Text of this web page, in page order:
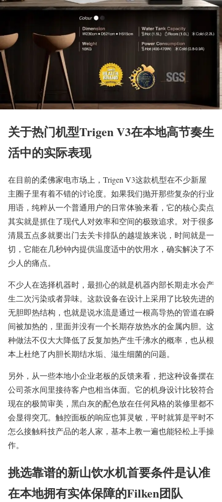
关于热门机型Trigen V3在本地高节奏生
活中的实际表现
在目前的柔佛家电市场上，Trigen V3这款机型在不少新屋
主圈子里有着不错的讨论度。如果我们抛开那些复杂的行业
用语，纯粹从一个普通用户的日常体验来看，它的核心卖点
其实就是抓住了现代人对效率和空间的极致追求。对于很多
清晨五点多就要出门去关卡排队的越堤族来说，时间就是一
切，它能在几秒钟内提供温度适中的饮用水，确实解决了不
少人的痛点。
不少人在选择机器时，最担心的就是机器内部长期走水会产
生二次污染或者异味。这款设备在设计上采用了比较先进的
无胆即热结构，也就是说水流是通过一根高导热的管道在瞬
间被加热的，里面并没有一个长期存放热水的金属内胆。这
种做法不仅大大降低了反复加热产生千沸水的概率，也从根
本上杜绝了内胆长期结水垢、滋生细菌的问题。
另外，从一些本地小企业老板的反馈来看，把这种设备摆在
公司茶水间里接待客户也相当体面。它的机身设计比较符合
现在的极简审美，黑白灰的配色放在任何风格的装修里都不
会显得突兀。触控面板的响应也算灵敏，平时就算是平时不
怎么接触科技产品的老人家，基本上教一遍也能轻松上手操
作。
挑选靠谱的新山饮水机首要条件是认准
在本地拥有实体保障的Filken团队